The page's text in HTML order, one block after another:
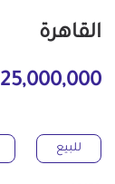
القاهرة
25,000,000 جنيه
للبيع